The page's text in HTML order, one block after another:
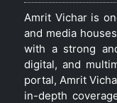
Amrit Vichar is
and media
with a strong
digital, and
portal, Amrit
in-depth